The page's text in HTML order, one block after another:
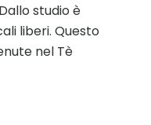
studio è
liberi. Questo
nel Tè